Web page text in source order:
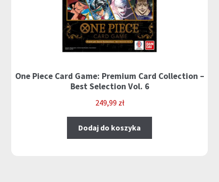
One Piece Card Game: Premium Card Collection –
Best Selection Vol. 6
249,99 zł
Dodaj do koszyka